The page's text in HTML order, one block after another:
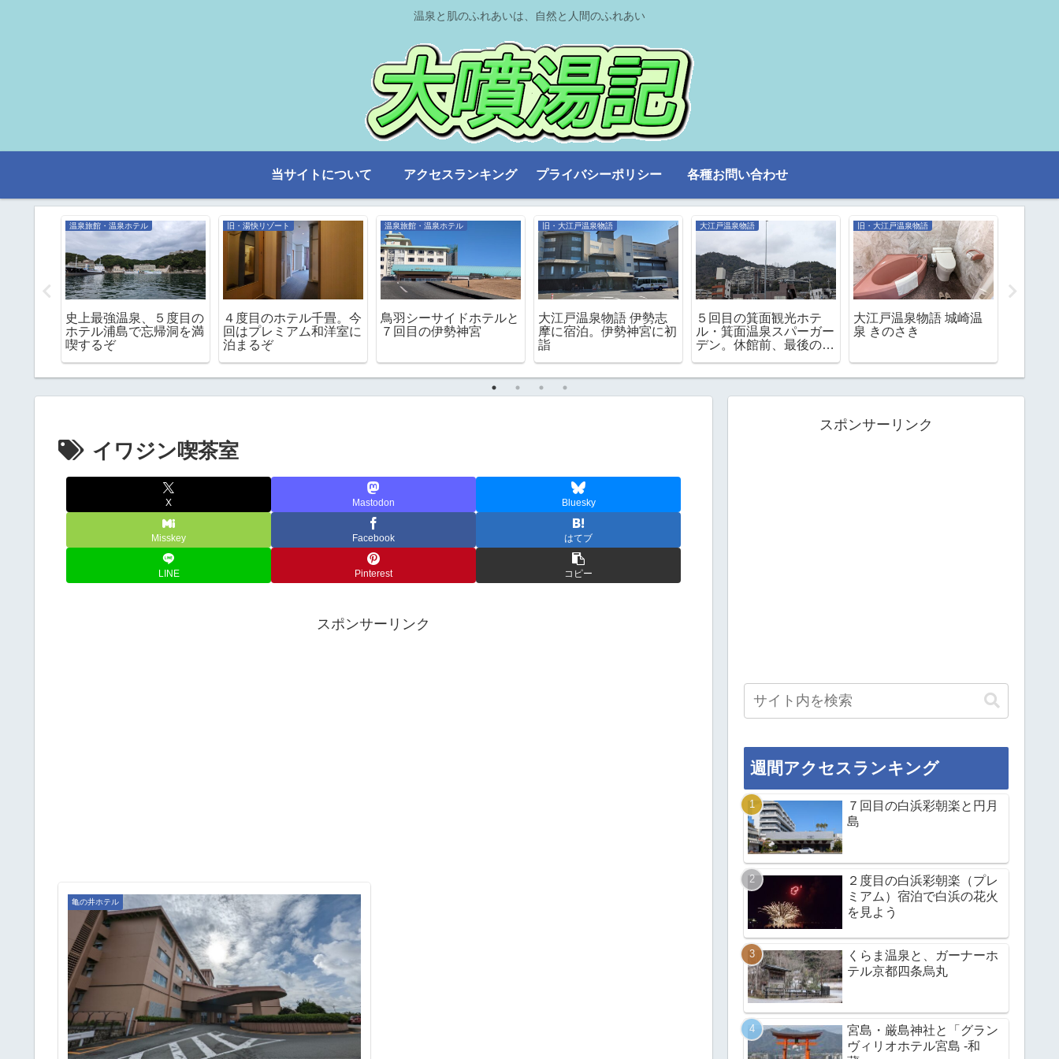
温泉と肌のふれあいは、自然と人間のふれあい
当サイトについて アクセスランキング プライバシーポリシー 各種お問い合わせ
温泉旅館・温泉ホテル
史上最強温泉、５度目の
ホテル浦島で忘帰洞を満
喫するぞ
旧・湯快リゾート
４度目のホテル千畳。今
回はプレミアム和洋室に
泊まるぞ
温泉旅館・温泉ホテル
鳥羽シーサイドホテルと
７回目の伊勢神宮
旧・大江戸温泉物語
大江戸温泉物語 伊勢志
摩に宿泊。伊勢神宮に初
詣
大江戸温泉物語
５回目の箕面観光ホテ
ル・箕面温泉スパーガー
デン。休館前、最後の宿
旧・大江戸温泉物語
大江戸温泉物語 城崎温
泉 きのさき
イワジン喫茶室
X Mastodon Bluesky
Misskey Facebook はてブ
LINE Pinterest コピー
スポンサーリンク
亀の井ホテル
スポンサーリンク
週間アクセスランキング
７回目の白浜彩朝楽と円月
島
２度目の白浜彩朝楽（プレ
ミアム）宿泊で白浜の花火
を見よう
くらま温泉と、ガーナーホ
テル京都四条烏丸
宮島・厳島神社と「グラン
ヴィリオホテル宮島 -和